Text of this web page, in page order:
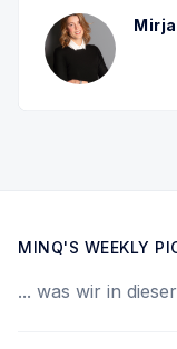
MINQ'S WEEKLY
... was wir in